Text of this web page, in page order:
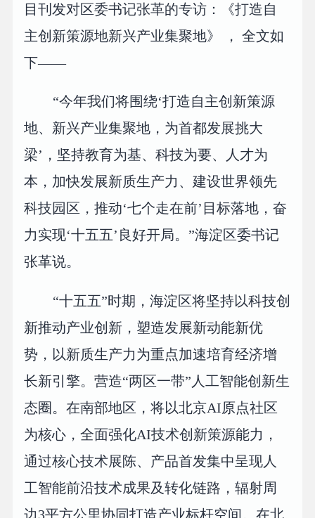
目刊发对区委书记张革的专访：《打造自
主创新策源地新兴产业集聚地》 ， 全文如
下——
“今年我们将围绕‘打造自主创新策源
地、新兴产业集聚地，为首都发展挑大
梁’，坚持教育为基、科技为要、人才为
本，加快发展新质生产力、建设世界领先
科技园区，推动‘七个走在前’目标落地，奋
力实现‘十五五’良好开局。”海淀区委书记
张革说。
“十五五”时期，海淀区将坚持以科技创
新推动产业创新，塑造发展新动能新优
势，以新质生产力为重点加速培育经济增
长新引擎。营造“两区一带”人工智能创新生
态圈。在南部地区，将以北京AI原点社区
为核心，全面强化AI技术创新策源能力，
通过核心技术展陈、产品首发集中呈现人
工智能前沿技术成果及转化链路，辐射周
边3平方公里协同打造产业标杆空间。在北